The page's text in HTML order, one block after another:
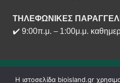
ΤΗΛΕΦΩΝΙΚΕΣ
✔️ 9:00π.μ. –1:00μ.μ.
Η ιστοσελίδα bioisland.gr